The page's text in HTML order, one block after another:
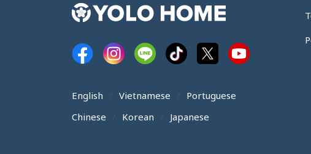
English Vietnamese
Portuguese
Chinese
Korean Japanese